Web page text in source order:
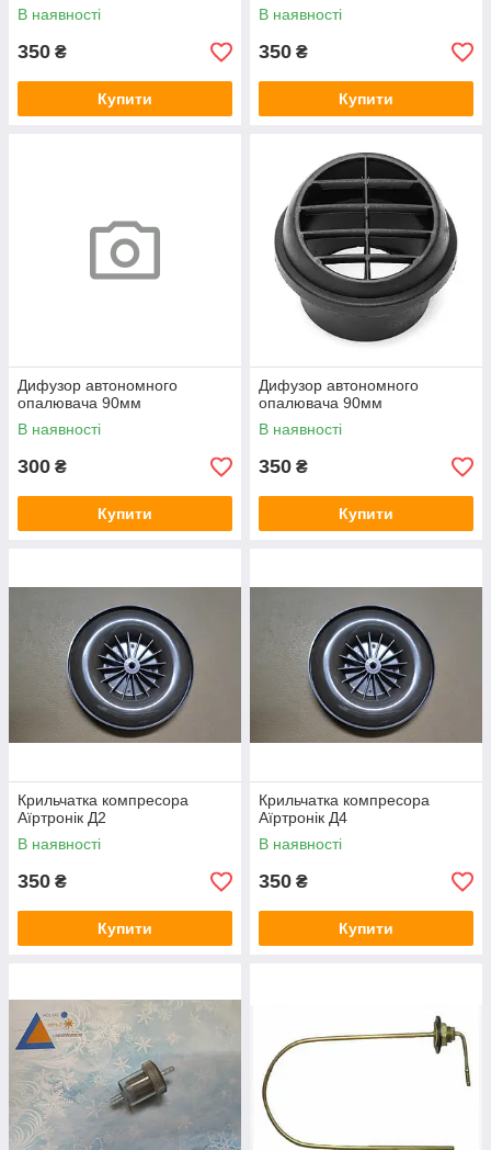
В наявності
350 ₴
Купити
В наявності
350 ₴
Купити
Дифузор автономного
опалювача 90мм
В наявності
300 ₴
Купити
Дифузор автономного
опалювача 90мм
В наявності
350 ₴
Купити
Крильчатка компресора
Аїртронік Д2
В наявності
350 ₴
Купити
Крильчатка компресора
Аїртронік Д4
В наявності
350 ₴
Купити